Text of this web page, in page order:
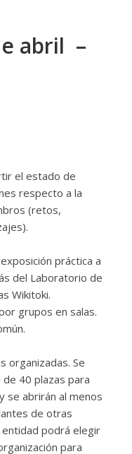
abril –
el estado de
respecto a la
(retos,
práctica a
del Laboratorio de
Wikitoki.
grupos en salas.
organizadas. Se
40 plazas para
se abrirán al menos
de otras
entidad podrá elegir
para